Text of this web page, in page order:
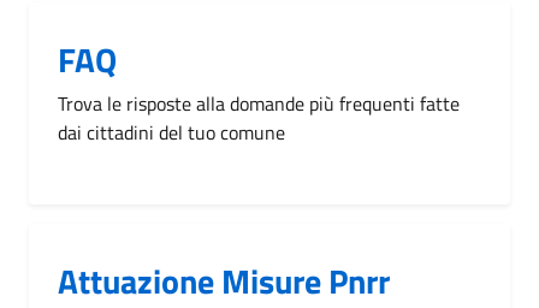
FAQ
Trova le risposte alla domande più frequenti fatte
dai cittadini del tuo comune
Attuazione Misure Pnrr